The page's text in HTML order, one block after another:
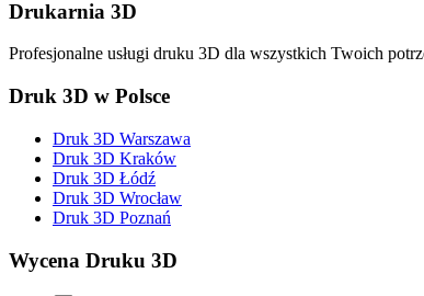
Drukarnia 3D
Profesjonalne usługi druku 3D dla wszystkich Twoich
Druk 3D w Polsce
Druk 3D Warszawa
Druk 3D Kraków
Druk 3D Łódź
Druk 3D Wrocław
Druk 3D Poznań
Wycena Druku 3D